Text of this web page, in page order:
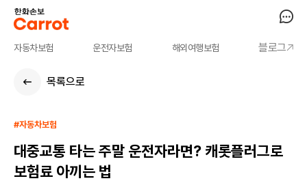
자동차보험 운전자보험 해외여행보험 블로그
목록으로
#자동차보험
대중교통 타는 주말 운전자라면? 캐롯플러그로
보험료 아끼는 법